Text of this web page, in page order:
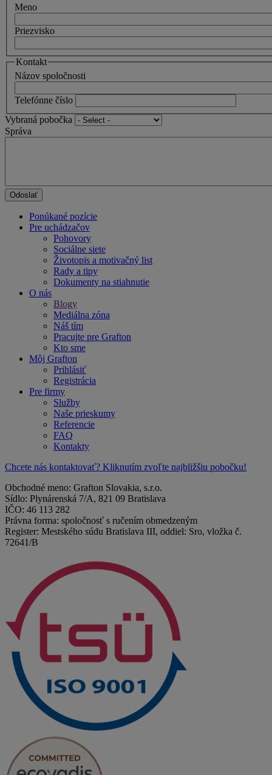
Meno
Priezvisko
Kontakt
Názov spoločnosti
Telefónne číslo
Vybraná pobočka
Správa
Ponúkané pozície
Pre uchádzačov
Pohovory
Sociálne siete
Životopis a motivačný list
Rady a tipy
Dokumenty na stiahnutie
O nás
Blogy
Mediálna zóna
Náš tím
Pracujte pre Grafton
Kto sme
Môj Grafton
Prihlásiť
Registrácia
Pre firmy
Služby
Naše prieskumy
Referencie
FAQ
Kontakty
Chcete nás kontaktovať? Kliknutím zvoľte najbližšiu pobočku!
Obchodné meno: Grafton Slovakia, s.r.o.
Sídlo: Plynárenská 7/A, 821 09 Bratislava
IČO: 46 113 282
Právna forma: spoločnosť s ručením obmedzeným
Register: Mestského súdu Bratislava III, oddiel: Sro, vložka č.
72641/B